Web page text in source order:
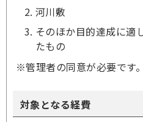
河川敷
そのほか目的達成に適
たもの
※管理者の同意が必要です。
対象となる経費